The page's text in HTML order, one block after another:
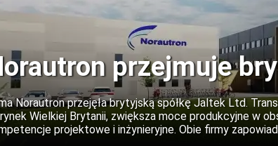
przejmuje
Norautron przejęła brytyjską spółkę Jaltek Ltd.
Wielkiej Brytanii, zwiększa moce produkcyjne w
projektowe i inżynieryjne. Obie firmy